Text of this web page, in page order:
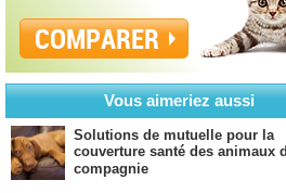
COMPARER
Vous aimeriez aussi
Solutions de mutuelle pour la
couverture santé des animaux
compagnie